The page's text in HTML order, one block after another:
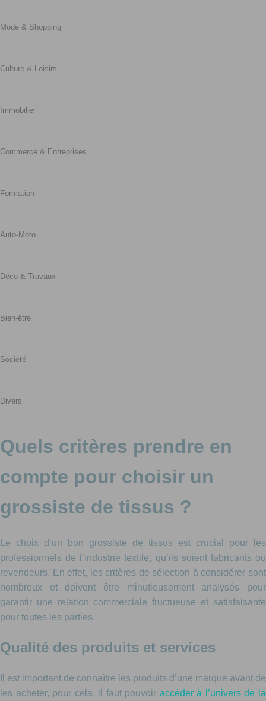
Mode & Shopping
Culture & Loisirs
Immobilier
Commerce & Entreprises
Formation
Auto-Moto
Déco & Travaux
Bien-être
Société
Divers
Quels critères prendre en
compte pour choisir un
grossiste de tissus ?
Le choix d’un bon grossiste de tissus est crucial pour les
professionnels de l’industrie textile, qu’ils soient fabricants ou
revendeurs. En effet, les critères de sélection à considérer sont
nombreux et doivent être minutieusement analysés pour
garantir une relation commerciale fructueuse et satisfaisante
pour toutes les parties.
Qualité des produits et services
Il est important de connaître les produits d’une marque avant de
les acheter, pour cela, il faut pouvoir accéder à l’univers de la